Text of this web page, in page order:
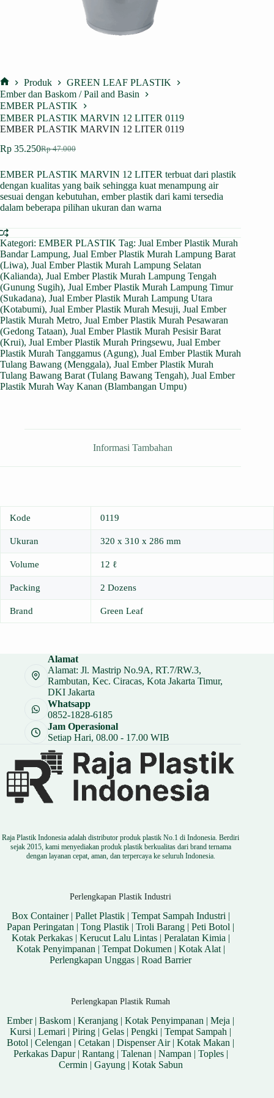
Home
Produk
GREEN LEAF PLASTIK
Ember dan Baskom / Pail and Basin
EMBER PLASTIK
EMBER PLASTIK MARVIN 12 LITER 0119
EMBER PLASTIK MARVIN 12 LITER 0119
Rp47.000
Harga
adalah:
Rp 47.000.
Rp 35.250Harga
ini
adalah:
Rp 35.250.
EMBER PLASTIK MARVIN 12 LITER terbuat dari plastik
dengan kualitas yang baik sehingga kuat menampung air
sesuai dengan kebutuhan, ember plastik dari kami tersedia
dalam beberapa pilihan ukuran dan warna
Kategori: EMBER PLASTIK Tag: Jual Ember Plastik Murah
Bandar Lampung, Jual Ember Plastik Murah Lampung Barat
(Liwa), Jual Ember Plastik Murah Lampung Selatan
(Kalianda), Jual Ember Plastik Murah Lampung Tengah
(Gunung Sugih), Jual Ember Plastik Murah Lampung Timur
(Sukadana), Jual Ember Plastik Murah Lampung Utara
(Kotabumi), Jual Ember Plastik Murah Mesuji, Jual Ember
Plastik Murah Metro, Jual Ember Plastik Murah Pesawaran
(Gedong Tataan), Jual Ember Plastik Murah Pesisir Barat
(Krui), Jual Ember Plastik Murah Pringsewu, Jual Ember
Plastik Murah Tanggamus (Agung), Jual Ember Plastik Murah
Tulang Bawang (Menggala), Jual Ember Plastik Murah
Tulang Bawang Barat (Tulang Bawang Tengah), Jual Ember
Plastik Murah Way Kanan (Blambangan Umpu)
Informasi Tambahan
Kode 0119
Ukuran 320 x 310 x 286 mm
Volume 12 ℓ
Packing 2 Dozens
Brand Green Leaf
Alamat
Alamat: Jl. Mastrip No.9A, RT.7/RW.3,
Rambutan, Kec. Ciracas, Kota Jakarta Timur,
DKI Jakarta
Whatsapp
0852-1828-6185
Jam Operasional
Setiap Hari, 08.00 - 17.00 WIB
Raja Plastik Indonesia adalah distributor produk plastik No.1 di Indonesia. Berdiri
sejak 2015, kami menyediakan produk plastik berkualitas dari brand ternama
dengan layanan cepat, aman, dan terpercaya ke seluruh Indonesia.
Perlengkapan Plastik Industri
Box Container| Pallet Plastik| Tempat Sampah Industri |
Papan Peringatan |Tong Plastik |Troli Barang |Peti Botol |
Kotak Perkakas| Kerucut Lalu Lintas| Peralatan Kimia |
Kotak Penyimpanan | Tempat Dokumen | Kotak Alat|
Perlengkapan Unggas |Road Barrier
Perlengkapan Plastik Rumah
Ember|Baskom |Keranjang |Kotak Penyimpanan |Meja |
Kursi |Lemari |Piring |Gelas |Pengki |Tempat Sampah |
Botol |Celengan |Cetakan |Dispenser Air|Kotak Makan |
Perkakas Dapur| Rantang| Talenan | Nampan | Toples|
Cermin | Gayung| Kotak Sabun